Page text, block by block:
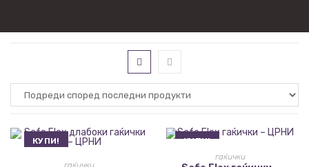
КУПИ!
ИЗБЕРИ ОПЦИИ
гаќички
КУПИ!
ИЗБЕРИ ОПЦИИ
гаќички